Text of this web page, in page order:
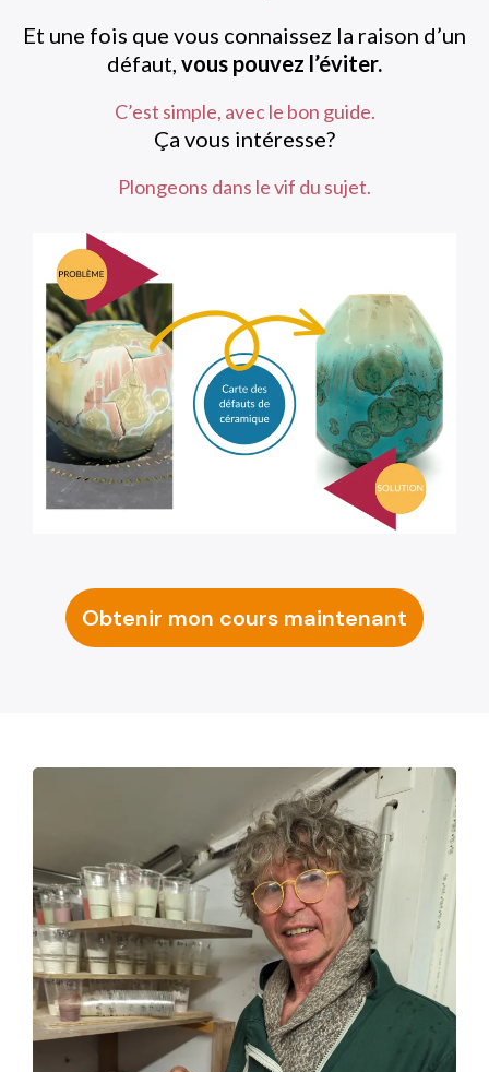
Et une fois que vous connaissez la raison d’un
défaut, vous pouvez l’éviter.
C’est simple, avec le bon guide.
Ça vous intéresse?
Plongeons dans le vif du sujet.
Obtenir mon cours maintenant